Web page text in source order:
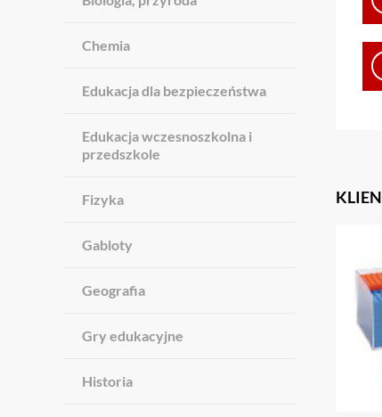
Chemia
Edukacja dla bezpieczeństwa
Edukacja wczesnoszkolna i
przedszkole
Fizyka
Gabloty
Geografia
Gry edukacyjne
Historia